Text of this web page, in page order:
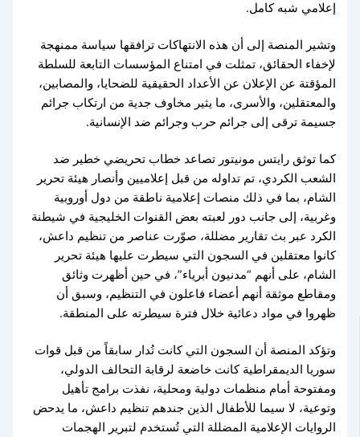
إعلامي شبه كامل.
وتشير المنصة إلى أن هذه الانتهاكات ترافقها سياسة ممنهجة
لإخفاء الحقائق، تمثلت في امتناع المؤسسات التابعة للسلطة
المؤقتة عن الإعلان عن الأعداد الحقيقية للضحايا، والمصابين،
والمعتقلين، والأسرى، ما يثير مخاوف جدية من ارتكاب جرائم
جسيمة ترقى إلى جرائم حرب وجرائم ضد الإنسانية.
كما توثق رايتس مونيتور تصاعد خطاب تحريضي خطير ضد
الشعب الكردي، تم تداوله من قبل إعلاميين وأنصار هيئة تحرير
الشام، بما في ذلك منصات إعلامية ناطقة من دول أوروبية
وغربية، إلى جانب دور لعبته بعض القنوات الخليجية في شيطنة
الكرد عبر بث تقارير مضللة، صوّرت عناصر من تنظيم داعش،
كانوا معتقلين في السجون التي سيطرت عليها هيئة تحرير
الشام، على أنهم “مدنيون أبرياء”، في حين أظهرت وثائق
ومقاطع موثقة أنهم أعضاء فاعلون في التنظيم، وسبق أن
ظهروا في مواد دعائية خلال فترة سيطرته على المنطقة.
وتؤكد المنصة أن السجون التي كانت تُدار سابقاً من قبل قوات
سوريا الديمقراطية كانت خاضعة لرقابة التحالف الدولي،
ومفتوحة أمام منظمات دولية ومحلية، نفذت برامج تأهيل
وتوعية، لا سيما للأطفال الذين جندهم تنظيم داعش، ما يدحض
الروايات الإعلامية المضللة التي تُستخدم لتبرير الهجمات